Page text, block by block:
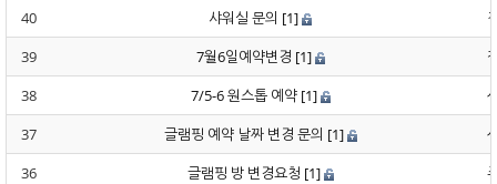
40
샤워실 문의 [1]
39
7월6일예약변경 [1]
38
7/5-6 원스톱 예약 [1]
37
글램핑 예약 날짜 변경 문의 [1]
36
글램핑 방 변경요청 [1]